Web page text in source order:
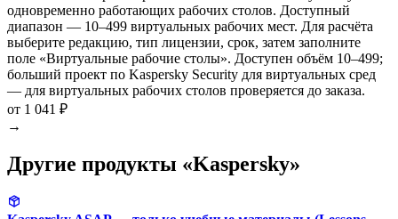
одновременно работающих рабочих столов. Доступный
диапазон — 10–499 виртуальных рабочих мест. Для расчёта
выберите редакцию, тип лицензии, срок, затем заполните
поле «Виртуальные рабочие столы». Доступен объём 10–499;
больший проект по Kaspersky Security для виртуальных сред
— для виртуальных рабочих столов проверяется до заказа.
от 1 041 ₽
→
Другие продукты «Kaspersky»